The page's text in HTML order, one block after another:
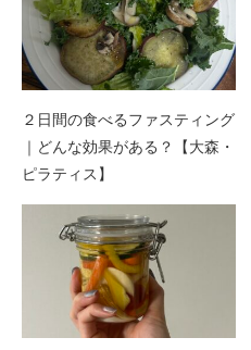
２日間の食べるファスティング
｜どんな効果がある？【大森・
ピラティス】